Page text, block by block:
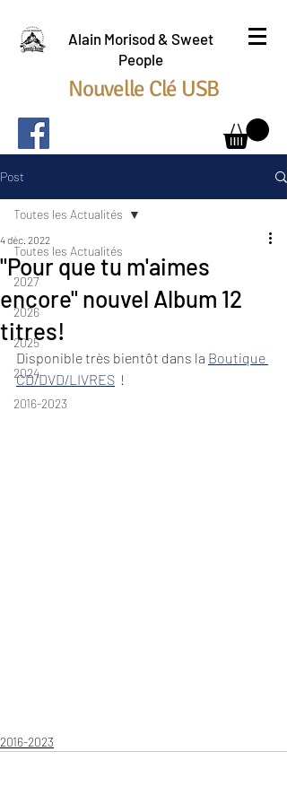
Alain Morisod & Sweet
People
Nouvelle Clé USB
Post
Toutes les Actualités
2027
2026
2025
2024
2016-2023
Toutes les Actualités
"Pour que tu m'aimes
encore" nouvel Album 12
titres!
4 déc. 2022
Disponible très bientôt dans la Boutique
CD/DVD/LIVRES
  !
2016-2023